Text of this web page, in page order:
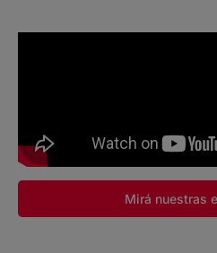
Mirá nuestras